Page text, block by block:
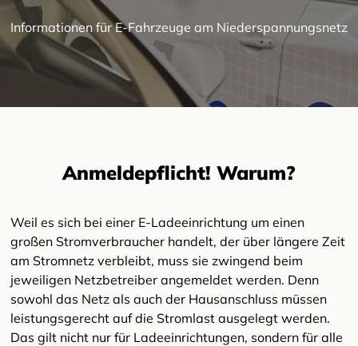
Informationen für E-Fahrzeuge am Niederspannungsnetz
Anmeldepflicht! Warum?
Weil es sich bei einer E-Ladeeinrichtung um einen
großen Stromverbraucher handelt, der über längere Zeit
am Stromnetz verbleibt, muss sie zwingend beim
jeweiligen Netzbetreiber angemeldet werden. Denn
sowohl das Netz als auch der Hausanschluss müssen
leistungsgerecht auf die Stromlast ausgelegt werden.
Das gilt nicht nur für Ladeeinrichtungen, sondern für alle